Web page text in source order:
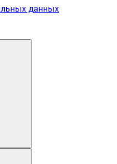
данных